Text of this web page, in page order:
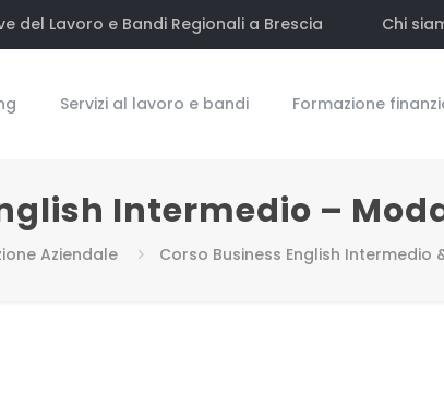
del Lavoro e Bandi Regionali a Brescia Chi
Servizi al lavoro e bandi Formazione
Intermedio –
Aziendale Corso Business English Intermedio